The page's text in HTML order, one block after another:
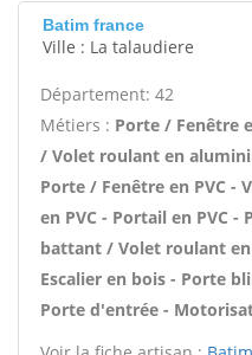
Batim france
Ville : La talaudiere
Département: 42
Métiers : Porte / Fenêtre
/ Volet roulant en
Porte / Fenêtre en PVC
en PVC - Portail en PVC
battant / Volet roulant
Escalier en bois - Porte
Porte d'entrée -